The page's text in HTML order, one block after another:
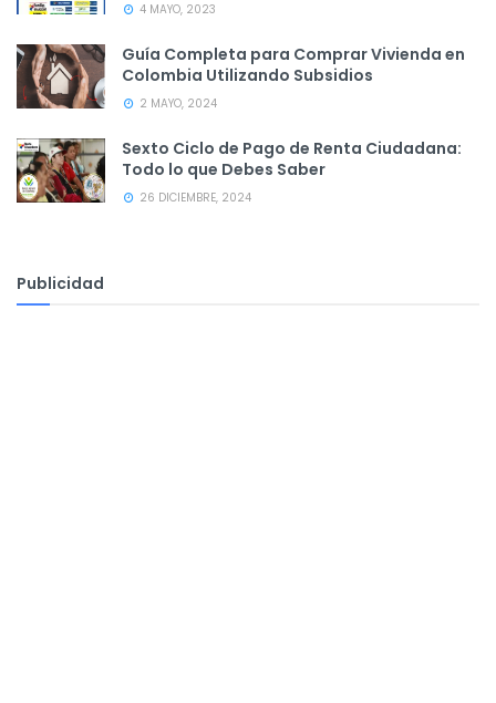
4 MAYO, 2023
Guía Completa para Comprar Vivienda en
Colombia Utilizando Subsidios
2 MAYO, 2024
Sexto Ciclo de Pago de Renta Ciudadana:
Todo lo que Debes Saber
26 DICIEMBRE, 2024
Publicidad